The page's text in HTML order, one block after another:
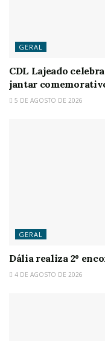
GERAL
CDL Lajeado
jantar
5 DE AGOSTO DE 2026
GERAL
Dália realiza 2º
4 DE AGOSTO DE 2026